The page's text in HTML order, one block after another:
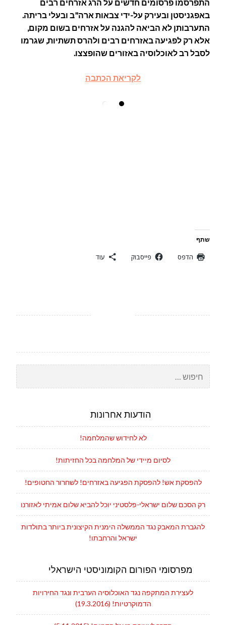
התפרסמו פרסומים חדשים על הרג אזרחים רבים
באפגניסטן ובעירק על-ידי צבאות ארה"ב ובעלי בריתה.
התערבותן לא הביאה להגנה על אזרחים בשום מקום,
אלא רק לפגיעה באזרחים רבים ולהרס תשתיות, שגרמו
לסבל רב לאוכלוסיה באזורים שהופצצו.
לקריאת הכתבה
שתף
הדפס פייסבוק עוד
הודעות אחרונות
לא לחידוש שהמלחמה!
לסיום מיידי של המלחמה בכל החזיתות!
להפסקת אש! להפסקת הפגיעה באזרחים! לשחרור החטופים!
רק הסכם שלום ישראלי-פלסטיני יוכל להביא שלום אמיתי לאזורנו
להגברת המאבק נגד הממשלה הימנית הקיצונית ביותר בתולדות
ישראל והרחבתו!
מפרסומי הפורום הקומוניסטי הישראלי
לעצירת המתקפה נגד האוכלוסיה הערבית ונגד החירויות
הדמוקרטיות! (19.3.2016)